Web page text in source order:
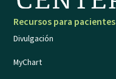
Recursos para pacientes
Divulgación
MyChart